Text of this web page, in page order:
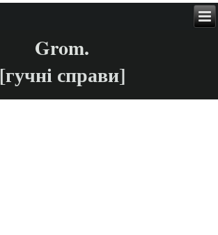
Grom.
[гучні справи]